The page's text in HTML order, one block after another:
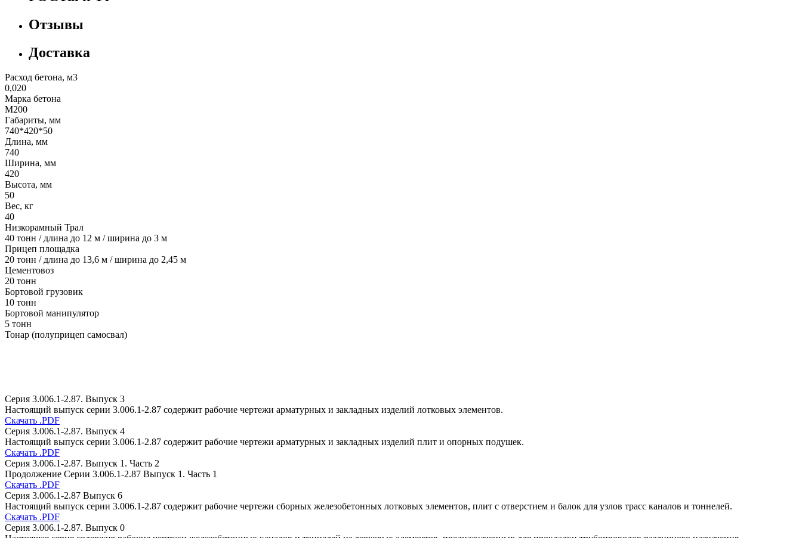
Отзывы
Доставка
Расход бетона, м3
0,020
Марка бетона
М200
Габариты, мм
740*420*50
Длина, мм
740
Ширина, мм
420
Высота, мм
50
Вес, кг
40
Низкорамный Трал
40 тонн / длина до 12 м / ширина до 3 м
Прицеп площадка
20 тонн / длина до 13,6 м / ширина до 2,45 м
Цементовоз
20 тонн
Бортовой грузовик
10 тонн
Бортовой манипулятор
5 тонн
Тонар (полуприцеп самосвал)
Серия 3.006.1-2.87. Выпуск 3
Настоящий выпуск серии 3.006.1-2.87 содержит рабочие чертежи арматурных и закладных изделий лотковых элементов.
Скачать .PDF
Серия 3.006.1-2.87. Выпуск 4
Настоящий выпуск серии 3.006.1-2.87 содержит рабочие чертежи арматурных и закладных изделий плит и опорных подушек.
Скачать .PDF
Серия 3.006.1-2.87. Выпуск 1. Часть 2
Продолжение Серии 3.006.1-2.87 Выпуск 1. Часть 1
Скачать .PDF
Серия 3.006.1-2.87 Выпуск 6
Настоящий выпуск серии 3.006.1-2.87 содержит рабочие чертежи сборных железобетонных лотковых элементов, плит с отверстием и балок для узлов трасс каналов и тоннелей.
Скачать .PDF
Серия 3.006.1-2.87. Выпуск 0